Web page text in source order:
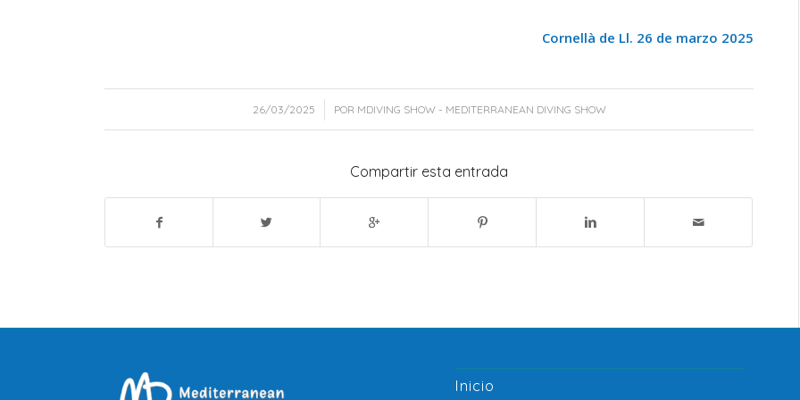
Cornellà de Ll. 26 de marzo 2025
26/03/2025
/ POR MDIVING SHOW - MEDITERRANEAN DIVING SHOW
Compartir esta entrada
Inicio